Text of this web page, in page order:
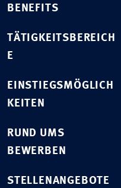
BENEFITS
TÄTIGKEITSBEREICH
E
EINSTIEGSMÖGLICH
KEITEN
RUND UMS
BEWERBEN
STELLENANGEBOTE